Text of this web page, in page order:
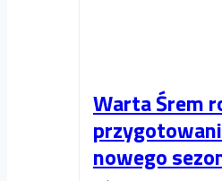
Warta Śrem
nowego